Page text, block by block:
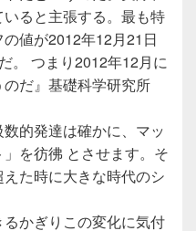
ると主張する。最も特
値が2012年12月21日
。 つまり2012年12月に
だ』基礎科学研究所
的発達は確かに、マッ
を彷彿 とさせます。そ
た時に大きな時代のシ
かぎりこの変化に気付